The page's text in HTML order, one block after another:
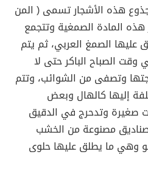
هذه الأشجار تسمى ( المن
المادة الصمغية وتتجمع
عليها الصمغ العربي، ثم يتم
الصباح الباكر حتى لا
وتصفى من الشوائب، وتتم
إليها كالهال وبعض
صغيرة وتدحرج في الدقيق
مصنوعة من الخشب
وهي ما يطلق عليها حلوى